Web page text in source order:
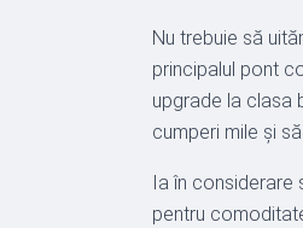
Nu trebuie să
principalul pont
upgrade la clasa
cumperi mile și
Ia în considerare
pentru